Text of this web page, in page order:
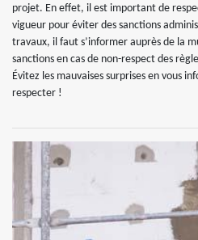
projet. En effet, il est important de
vigueur pour éviter des sanctions
travaux, il faut s’informer auprès de la
sanctions en cas de non-respect des
Évitez les mauvaises surprises en vous
respecter !